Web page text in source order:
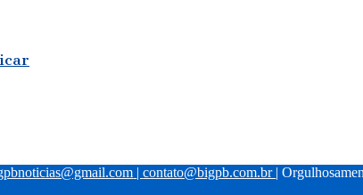
|contato@bigpb.com.br |